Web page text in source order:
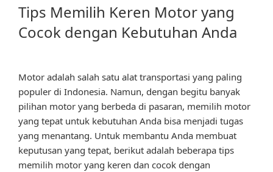
ON
Tips Memilih Keren Motor yang
Cocok dengan Kebutuhan Anda
Motor adalah salah satu alat transportasi yang paling
populer di Indonesia. Namun, dengan begitu banyak
pilihan motor yang berbeda di pasaran, memilih motor
yang tepat untuk kebutuhan Anda bisa menjadi tugas
yang menantang. Untuk membantu Anda membuat
keputusan yang tepat, berikut adalah beberapa tips
memilih motor yang keren dan cocok dengan